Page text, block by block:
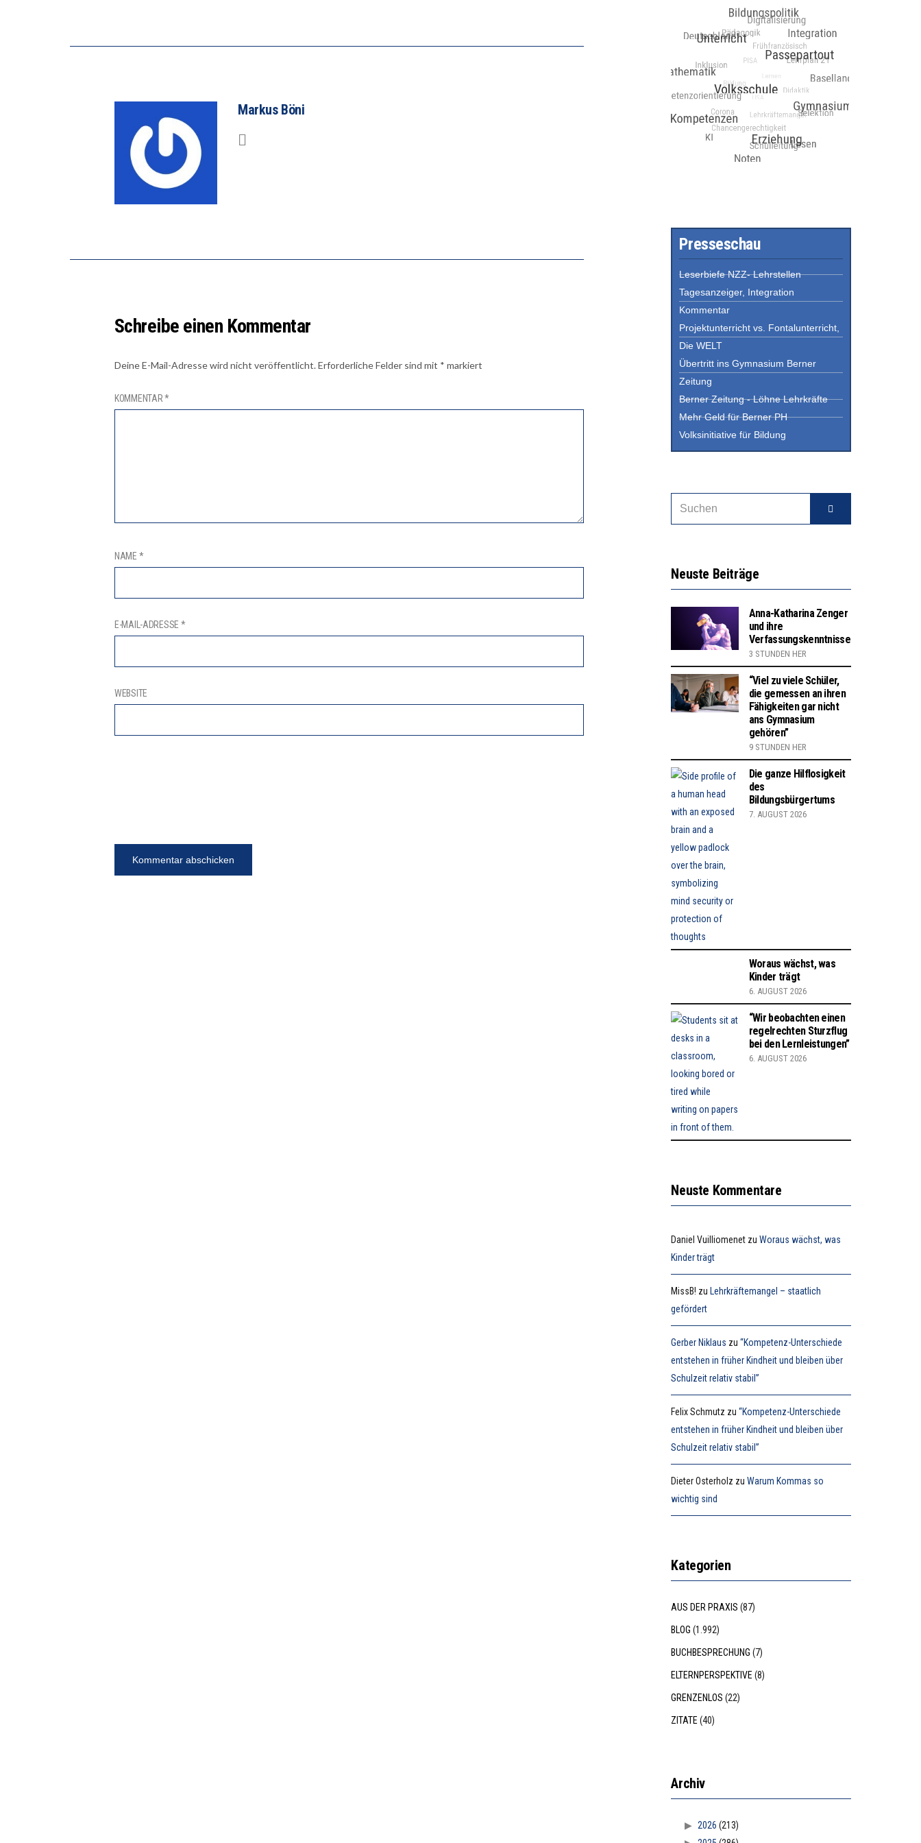
Markus Böni
Schreibe einen Kommentar
Deine E-Mail-Adresse wird nicht veröffentlicht.Erforderliche Felder sind mit * markiert
KOMMENTAR*
NAME *
E-MAIL-ADRESSE *
WEBSITE
Presseschau
Leserbiefe NZZ- Lehrstellen
Tagesanzeiger, Integration
Kommentar
Projektunterricht vs. Fontalunterricht,
Die WELT
Übertritt ins Gymnasium Berner
Zeitung
Berner Zeitung - Löhne Lehrkräfte
Mehr Geld für Berner PH
Volksinitiative für Bildung
Neuste Beiträge
Anna-Katharina Zenger
und ihre
Verfassungskenntnisse
3 STUNDEN HER
“Viel zu viele Schüler,
die gemessen an ihren
Fähigkeiten gar nicht
ans Gymnasium
gehören”
9 STUNDEN HER
Die ganze Hilflosigkeit
des
Bildungsbürgertums
7. AUGUST 2026
Woraus wächst, was
Kinder trägt
6. AUGUST 2026
“Wir beobachten einen
regelrechten Sturzflug
bei den Lernleistungen”
6. AUGUST 2026
Neuste Kommentare
Daniel Vuilliomenet zuWoraus wächst, was
Kinder trägt
MissB! zu Lehrkräftemangel – staatlich
gefördert
Gerber Niklaus zu“Kompetenz-Unterschiede
entstehen in früher Kindheit und bleiben über
Schulzeit relativ stabil”
Felix Schmutz zu“Kompetenz-Unterschiede
entstehen in früher Kindheit und bleiben über
Schulzeit relativ stabil”
Dieter Osterholz zuWarum Kommas so
wichtig sind
Kategorien
AUS DER PRAXIS (87)
BLOG (1.992)
BUCHBESPRECHUNG (7)
ELTERNPERSPEKTIVE(8)
GRENZENLOS (22)
ZITATE(40)
Archiv
2026 (213)